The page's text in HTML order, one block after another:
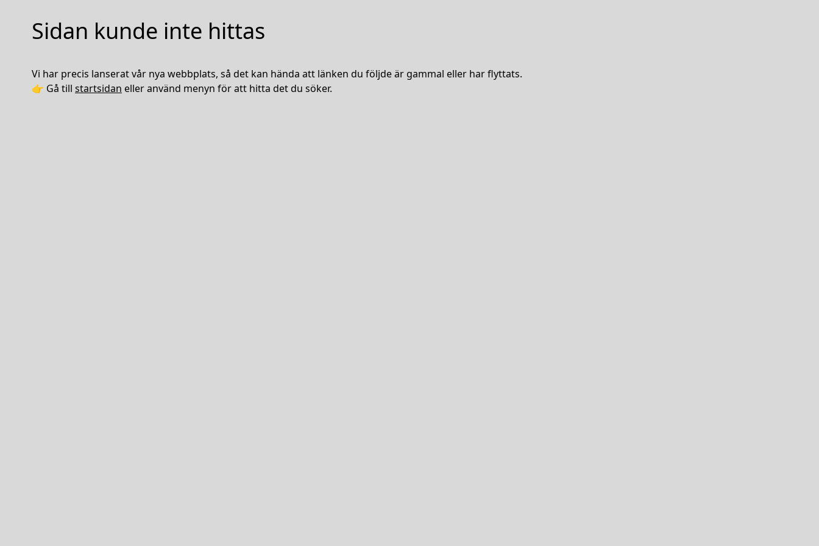
Sidan kunde inte hittas
Vi har precis lanserat vår nya webbplats, så det kan hända att länken du följde är gammal eller har flyttats.
👉 Gå till startsidan eller använd menyn för att hitta det du söker.